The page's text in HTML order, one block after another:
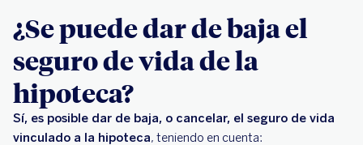
¿Se puede dar de baja el
seguro de vida de la
hipoteca?
Sí, es posible dar de baja, o cancelar, el seguro de vida
vinculado a la hipoteca, teniendo en cuenta: